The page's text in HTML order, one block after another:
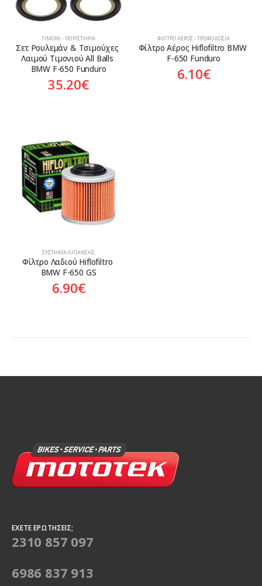
ΤΙΜΌΝΙ - ΧΕΙΡΙΣΤΉΡΙΑ
Σετ Ρουλεμάν & Τσιμούχες
Λαιμού Τιμονιού All Balls
BMW F-650 Funduro
35.20€
ΦΊΛΤΡΟ ΑΈΡΟΣ - ΤΡΟΦΟΔΟΣΊΑ
Φίλτρο Αέρος Hiflofiltro BMW
F-650 Funduro
6.10€
ΣΎΣΤΗΜΑ ΛΊΠΑΝΣΗΣ
Φίλτρο Λαδιού Hiflofiltro
BMW F-650 GS
6.90€
ΈΧΕΤΕ ΕΡΩΤΉΣΕΙΣ;
2310 857 097
6986 837 913